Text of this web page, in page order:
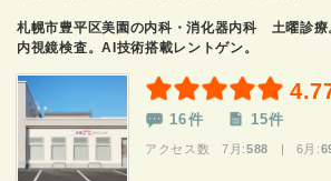
札幌市豊平区美園の内科・消化器内科 土曜診療
内視鏡検査。AI技術搭載レントゲン。
16件 15件
アクセス数 7月:588 | 6月: